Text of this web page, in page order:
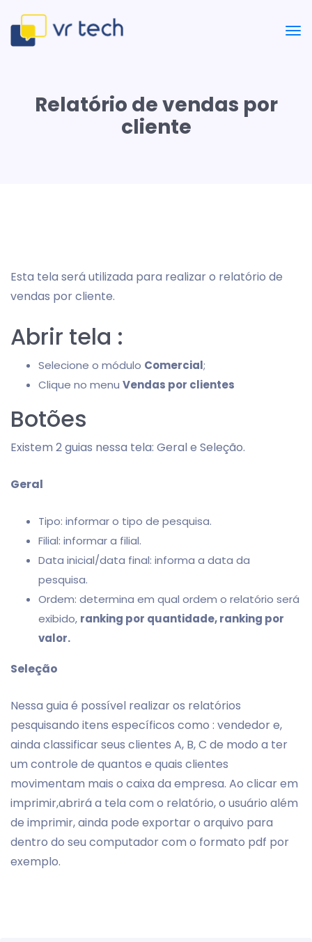
Relatório de vendas por
cliente
Esta tela será utilizada para realizar o relatório de
vendas por cliente.
Abrir tela :
Selecione o módulo Comercial;
Clique no menu Vendas por clientes
Botões
Existem 2 guias nessa tela: Geral e Seleção.
Geral
Tipo: informar o tipo de pesquisa.
Filial: informar a filial.
Data inicial/data final: informa a data da
pesquisa.
Ordem: determina em qual ordem o relatório será
exibido, ranking por quantidade, ranking por
valor.
Seleção
Nessa guia é possível realizar os relatórios
pesquisando itens específicos como : vendedor e,
ainda classificar seus clientes A, B, C de modo a ter
um controle de quantos e quais clientes
movimentam mais o caixa da empresa. Ao clicar em
imprimir,abrirá a tela com o relatório, o usuário além
de imprimir, ainda pode exportar o arquivo para
dentro do seu computador com o formato pdf por
exemplo.